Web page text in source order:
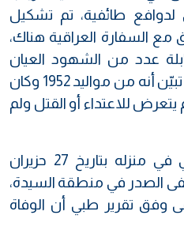
طائفية، تم تشكيل
السفارة العراقية هناك،
عدد من الشهود العيان
والكشف على جثة المتوفى، تبيّن أنه من مواليد 1952 وكان
للاعتداء أو القتل ولم
وأضاف أن "المواطن توفي في منزله بتاريخ 27 حزيران
الصدر في منطقة السيدة،
وفق تقرير طبي أن الوفاة